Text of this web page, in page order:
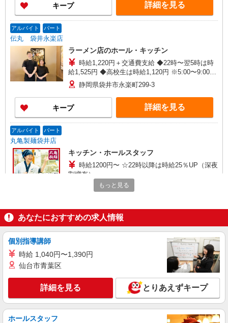
キープ 詳細を見る
アルバイト パート
伝丸 袋井永楽店
ラーメン店のホール・キッチン
時給1,220円＋交通費支給 ◆22時〜翌5時は時
給1,525円 ◆高校生は時給1,120円 ※5:00〜9:00も
深夜時給と同額 ※研修中も給与の変動なし
静岡県袋井市永楽町299-3
キープ 詳細を見る
アルバイト パート
丸亀製麺袋井店
キッチン・ホールスタッフ
時給1200円〜 ☆22時以降は時給25％UP（深夜
割増有）
静岡県袋井市川井１１９０－１
キープ 詳細を見る
アルバイト パート
めん六や ダイナム静岡袋井店（121468）
キッチンスタッフ
時給1200円以上 給料前払い：勤務実績の7割ま
で可能（月間の上限3万円）
静岡県袋井市堀越字左ノ前531-1
詳細を見る
もっと見る
あなたにおすすめの求人情報
個別指導講師
時給 1,040円〜1,390円
仙台市青葉区
詳細を見る とりあえずキープ
ホールスタッフ